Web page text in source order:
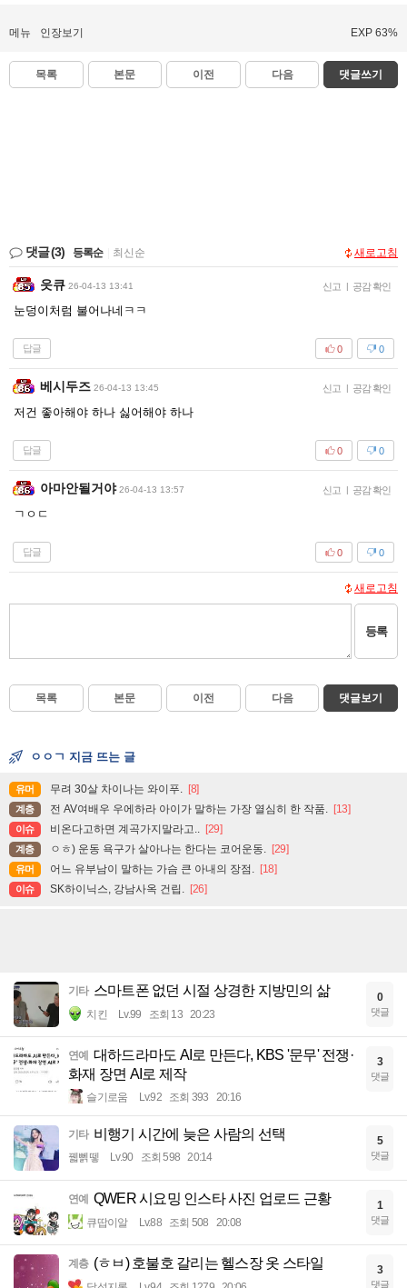
메뉴 인장보기 EXP 63%
목록 본문 이전 다음 댓글쓰기
댓글(3) 등록순 최신순 새로고침
읏큐 26-04-13 13:41 신고 | 공감 확인
눈덩이처럼 불어나네ㅋㅋ
답글 0
0
베시두즈 26-04-13 13:45 신고 | 공감 확인
저건 좋아해야 하나 싫어해야 하나
답글 0
0
아마안될거야 26-04-13 13:57 신고 | 공감 확인
ㄱㅇㄷ
답글 0
0
새로고침
등록
목록 본문 이전 다음 댓글보기
ㅇㅇㄱ 지금 뜨는 글
유머 무려 30살 차이나는 와이푸. [8]
계층 전 AV여배우 우에하라 아이가 말하는 가장 열심히 한 작품. [13]
이슈 비온다고하면 계곡가지말라고.. [29]
계층 ㅇㅎ) 운동 욕구가 살아나는 한다는 코어운동. [29]
유머 어느 유부남이 말하는 가슴 큰 아내의 장점. [18]
이슈 SK하이닉스, 강남사옥 건립. [26]
기타 스마트폰 없던 시절 상경한 지방민의 삶
치킨 Lv.99 조회 13 20:23
0
댓글
연예
대하드라마도 AI로 만든다, KBS '문무' 전쟁·
화재 장면 AI로 제작
슬기로움 Lv.92 조회 393 20:16
3
댓글
기타 비행기 시간에 늦은 사람의 선택
꿻뻵뗗 Lv.90 조회 598 20:14
5
댓글
연예 QWER 시요밍 인스타 사진 업로드 근황
큐땁이알 Lv.88 조회 508 20:08
1
댓글
계층 (ㅎㅂ) 호불호 갈리는 헬스장 옷 스타일 3
댓글